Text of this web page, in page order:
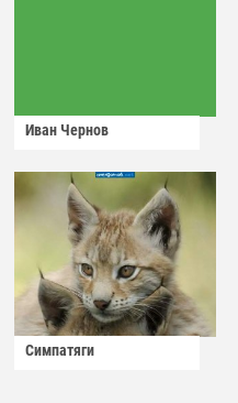
Иван Чернов
Симпатяги